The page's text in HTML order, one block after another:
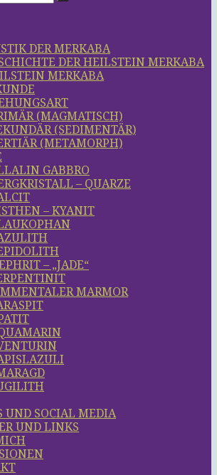
DER MERKABA
DER HEILSTEIN MERKABA
MERKABA
(MAGMATISCH)
(SEDIMENTÄR)
(METAMORPH)
GABBRO
– QUARZE
– KYANIT
– „JADE“
MARMOR
UND SOCIAL MEDIA
UND LINKS